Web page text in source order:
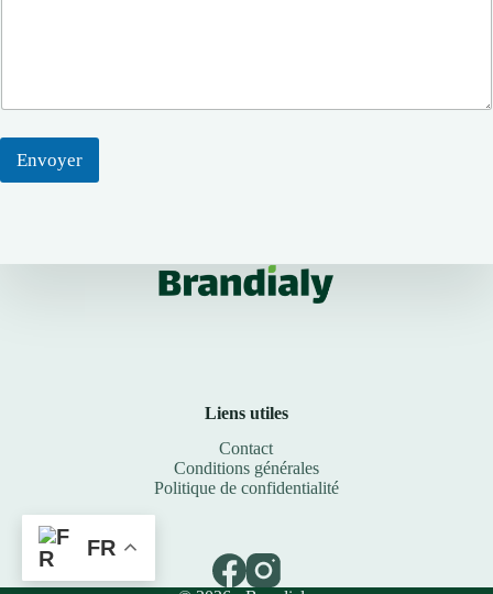
Envoyer
Liens utiles
Contact
Conditions générales
Politique de confidentialité
FR